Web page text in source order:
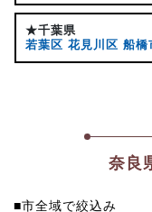
★千葉県
若葉区 花見川区 船橋
奈良
■市全域で絞込み